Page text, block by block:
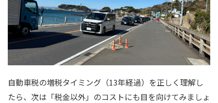
自動車税の増税タイミング（13年経過）を正しく理解し
たら、次は「税金以外」のコストにも目を向けてみましょ